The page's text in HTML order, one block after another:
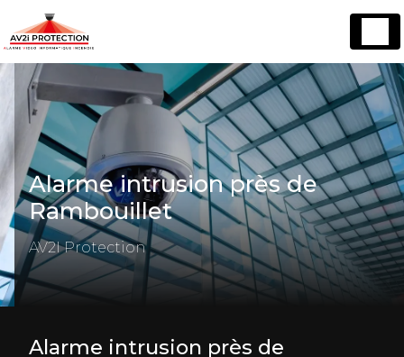
Alarme intrusion près de
Rambouillet
AV2I Protection
Alarme intrusion près de
Panneau de gestion des cookies